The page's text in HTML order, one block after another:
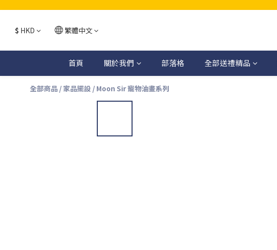
$ HKD 繁體中文
首頁 關於我們 部落格 全部送禮精品
全部商品 / 家品擺設 / Moon Sir 寵物油畫系列